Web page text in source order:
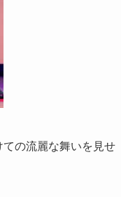
の流麗な舞いを見せ